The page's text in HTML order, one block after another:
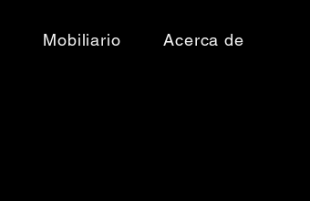
Mobiliario Acerca de